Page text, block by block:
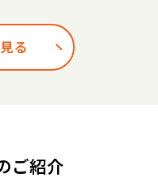
る
ご紹介